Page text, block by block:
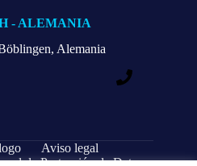
- ALEMANIA
Alemania
Aviso legal
de Protección de Datos